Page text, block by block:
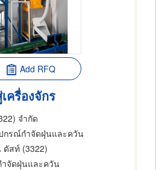
Add RFQ
ครื่องจักร
จำกัด
กรณ์กำจัดฝุ่นและควัน
ดัสท์ (3322)
จัดฝุ่นและควัน